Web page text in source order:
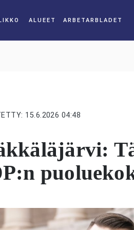
ALUEET
15.6.2026 04:48